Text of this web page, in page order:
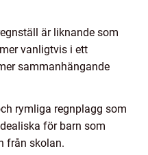
är liknande som
vanligtvis i ett
sammanhängande
rymliga regnplagg som
för barn som
från skolan.